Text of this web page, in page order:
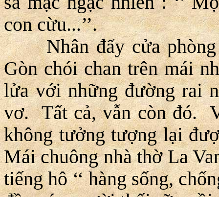
con cừu...’’.
Nhân đẩy cửa phòng
Gòn chói chan trên mái
lửa với những đường rai
vơ. Tất cả, vẫn còn đó.
không tưởng tượng lại
Mái chuông nhà thờ La
tiếng hô ‘‘ hàng sống,